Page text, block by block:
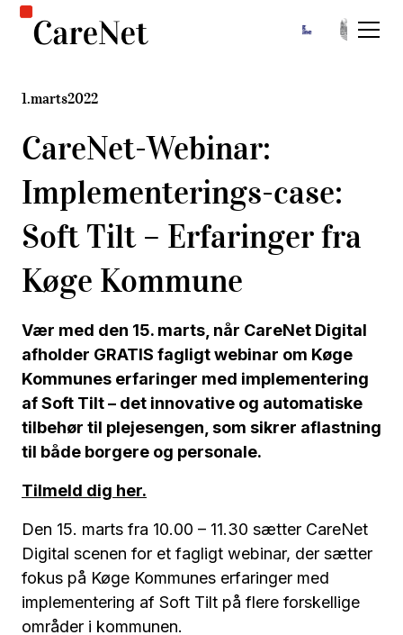
1.marts2022
CareNet-Webinar:
Implementerings-case:
Soft Tilt – Erfaringer fra
Køge Kommune
Vær med den 15. marts, når CareNet Digital
afholder GRATIS fagligt webinar om Køge
Kommunes erfaringer med implementering
af Soft Tilt – det innovative og automatiske
tilbehør til plejesengen, som sikrer aflastning
til både borgere og personale.
Tilmeld dig her.
Den 15. marts fra 10.00 – 11.30 sætter CareNet
Digital scenen for et fagligt webinar, der sætter
fokus på Køge Kommunes erfaringer med
implementering af Soft Tilt på flere forskellige
områder i kommunen.